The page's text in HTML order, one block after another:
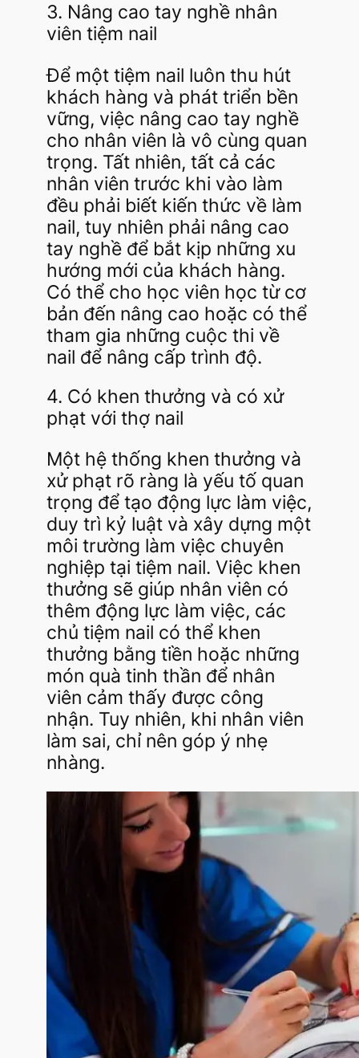
3. Nâng cao tay nghề nhân
viên tiệm nail
Để một tiệm nail luôn thu hút
khách hàng và phát triển bền
vững, việc nâng cao tay nghề
cho nhân viên là vô cùng quan
trọng. Tất nhiên, tất cả các
nhân viên trước khi vào làm
đều phải biết kiến thức về làm
nail, tuy nhiên phải nâng cao
tay nghề để bắt kịp những xu
hướng mới của khách hàng.
Có thể cho học viên học từ cơ
bản đến nâng cao hoặc có thể
tham gia những cuộc thi về
nail để nâng cấp trình độ.
4. Có khen thưởng và có xử
phạt với thợ nail
Một hệ thống khen thưởng và
xử phạt rõ ràng là yếu tố quan
trọng để tạo động lực làm việc,
duy trì kỷ luật và xây dựng một
môi trường làm việc chuyên
nghiệp tại tiệm nail. Việc khen
thưởng sẽ giúp nhân viên có
thêm động lực làm việc, các
chủ tiệm nail có thể khen
thưởng bằng tiền hoặc những
món quà tinh thần để nhân
viên cảm thấy được công
nhận. Tuy nhiên, khi nhân viên
làm sai, chỉ nên góp ý nhẹ
nhàng.